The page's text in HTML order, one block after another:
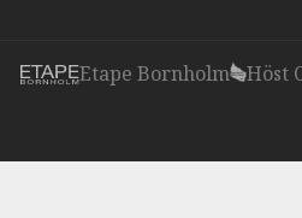
Etape Bornholm Höst